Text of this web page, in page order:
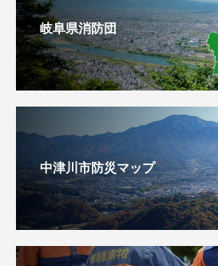
岐阜県消防団
中津川市防災マップ